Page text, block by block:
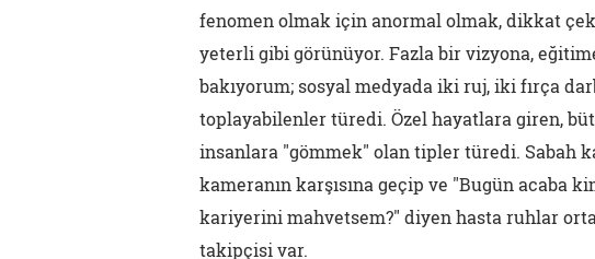
fenomen olmak için anormal olmak, dikkat
yeterli gibi görünüyor. Fazla bir vizyona,
bakıyorum; sosyal medyada iki ruj, iki fırça
toplayabilenler türedi. Özel hayatlara giren,
insanlara "gömmek" olan tipler türedi. Sabah
kameranın karşısına geçip ve "Bugün acaba
kariyerini mahvetsem?" diyen hasta ruhlar
takipçisi var.